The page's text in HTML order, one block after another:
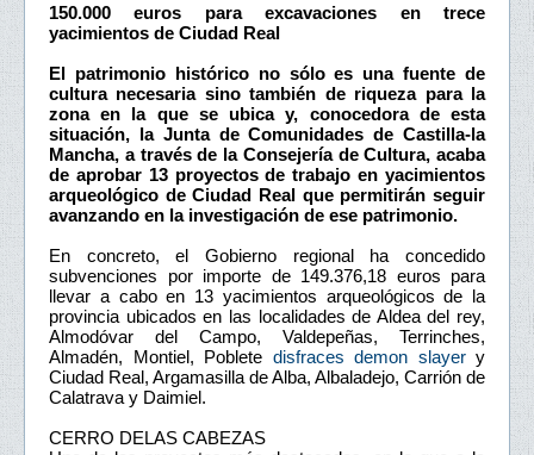
150.000 euros para excavaciones en trece
yacimientos de Ciudad Real
El patrimonio histórico no sólo es una fuente de
cultura necesaria sino también de riqueza para la
zona en la que se ubica y, conocedora de esta
situación, la Junta de Comunidades de Castilla-la
Mancha, a través de la Consejería de Cultura, acaba
de aprobar 13 proyectos de trabajo en yacimientos
arqueológico de Ciudad Real que permitirán seguir
avanzando en la investigación de ese patrimonio.
En concreto, el Gobierno regional ha concedido
subvenciones por importe de 149.376,18 euros para
llevar a cabo en 13 yacimientos arqueológicos de la
provincia ubicados en las localidades de Aldea del rey,
Almodóvar del Campo, Valdepeñas, Terrinches,
Almadén, Montiel, Poblete disfraces demon slayery
Ciudad Real, Argamasilla de Alba, Albaladejo, Carrión de
Calatrava y Daimiel.
CERRO DELAS CABEZAS